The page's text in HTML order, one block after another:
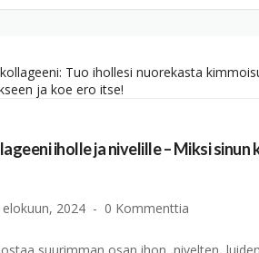
iholle ja nivelille – Miksi sinun
elokuun, 2024 0 Kommenttia
suurimman osan ihon, nivelten,